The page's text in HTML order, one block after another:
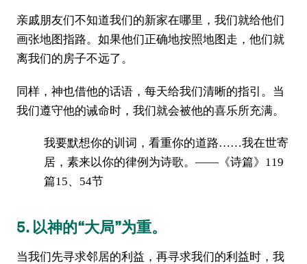
亲戚朋友们不知道我们的新家在哪里，我们就给他们
画张地图指路。如果他们正确地按照地图走，他们就
离我们的房子不远了。
同样，神也借他的话语，每天给我们清晰的指引。当
我们遵守他的诫命时，我们就会被他的喜乐所充满。
我要默想你的训词，看重你的道路……我在世寄
居，素来以你的律例为诗歌。——《诗篇》119
篇15、54节
5. 以神的“大局”为重。
当我们先寻求邻居的利益，再寻求我们的利益时，我